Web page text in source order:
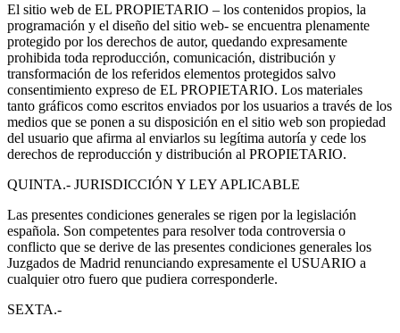
El sitio web de EL PROPIETARIO – los contenidos propios, la
programación y el diseño del sitio web- se encuentra plenamente
protegido por los derechos de autor, quedando expresamente
prohibida toda reproducción, comunicación, distribución y
transformación de los referidos elementos protegidos salvo
consentimiento expreso de EL PROPIETARIO. Los materiales
tanto gráficos como escritos enviados por los usuarios a través de los
medios que se ponen a su disposición en el sitio web son propiedad
del usuario que afirma al enviarlos su legítima autoría y cede los
derechos de reproducción y distribución al PROPIETARIO.
QUINTA.- JURISDICCIÓN Y LEY APLICABLE
Las presentes condiciones generales se rigen por la legislación
española. Son competentes para resolver toda controversia o
conflicto que se derive de las presentes condiciones generales los
Juzgados de Madrid renunciando expresamente el USUARIO a
cualquier otro fuero que pudiera corresponderle.
SEXTA.-